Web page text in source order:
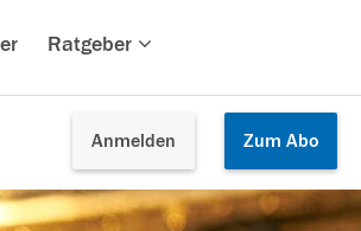
Ratgeber
Anmelden Zum Abo